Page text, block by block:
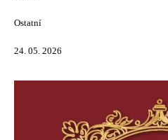
Ostatní
24. 05. 2026